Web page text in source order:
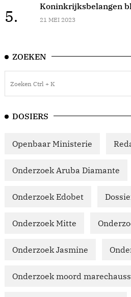
5.
Koninkrijksbelangen
21 MEI 2023
ZOEKEN
DOSIERS
Openbaar Ministerie
Onderzoek Aruba Diamante
Onderzoek Edobet
Onderzoek Mitte
Onderzoek Jasmine
Onderzoek moord